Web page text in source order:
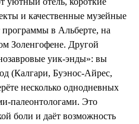
и качественные музейные
в Альберте, на
Золенгофене. Другой
уик‑энды»: вы
(Калгари, Буэнос‑Айрес,
несколько однодневных
Это
боли и даёт возможность